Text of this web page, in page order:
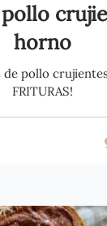
horno
pollo
FRITURAS!